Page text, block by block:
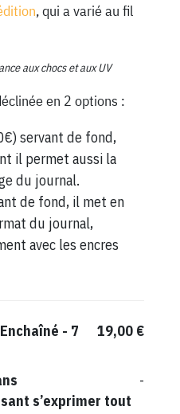
, qui a varié au fil
aux chocs et aux UV
en 2 options :
servant de fond,
il permet aussi la
du journal.
de fond, il met en
du journal,
avec les encres
- 7
19,00 €
s’exprimer tout
-